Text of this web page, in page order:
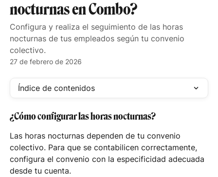
nocturnas en Combo?
Configura y realiza el seguimiento de las horas
nocturnas de tus empleados según tu convenio
colectivo.
27 de febrero de 2026
Índice de contenidos
¿Cómo configurar las horas nocturnas?
Las horas nocturnas dependen de tu convenio
colectivo. Para que se contabilicen correctamente,
configura el convenio con la especificidad adecuada
desde tu cuenta.